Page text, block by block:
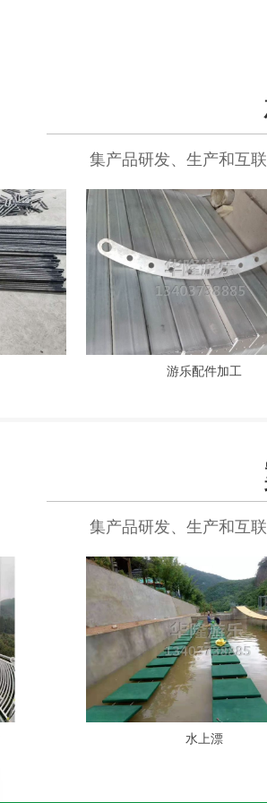
集产品研发、生产和互
游乐配件加工
集产品研发、生产和互
水上漂